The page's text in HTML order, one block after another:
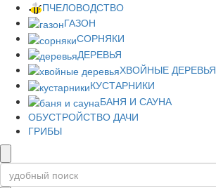
ПЧЕЛОВОДСТВО
ГАЗОН
СОРНЯКИ
ДЕРЕВЬЯ
ХВОЙНЫЕ ДЕРЕВЬЯ
КУСТАРНИКИ
БАНЯ И САУНА
ОБУСТРОЙСТВО ДАЧИ
ГРИБЫ